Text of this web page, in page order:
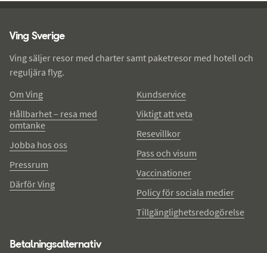
Ving Sverige
Ving säljer resor med charter samt paketresor med hotell och
reguljära flyg.
Om Ving
Hållbarhet – resa med
omtanke
Jobba hos oss
Pressrum
Därför Ving
Kundservice
Viktigt att veta
Resevillkor
Pass och visum
Vaccinationer
Policy för sociala medier
Tillgänglighetsredogörelse
Betalningsalternativ